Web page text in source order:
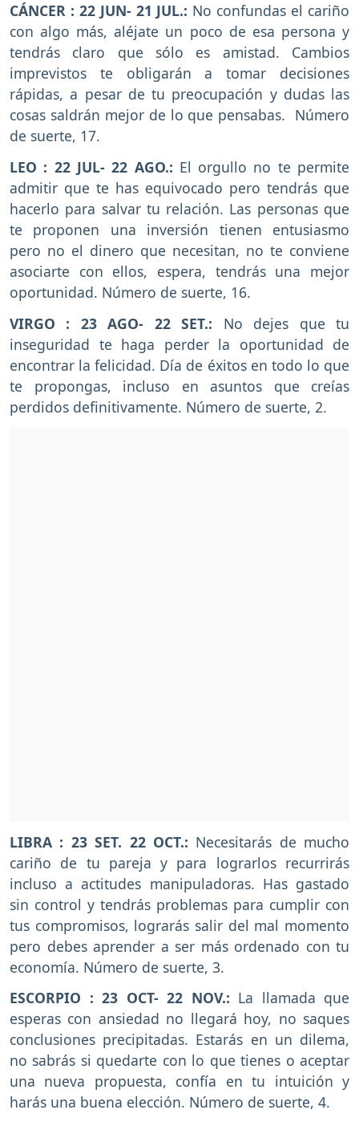
CÁNCER : 22 JUN- 21 JUL.: No confundas el cariño
con algo más, aléjate un poco de esa persona y
tendrás claro que sólo es amistad. Cambios
imprevistos te obligarán a tomar decisiones
rápidas, a pesar de tu preocupación y dudas las
cosas saldrán mejor de lo que pensabas. Número
de suerte, 17.
LEO : 22 JUL- 22 AGO.: El orgullo no te permite
admitir que te has equivocado pero tendrás que
hacerlo para salvar tu relación. Las personas que
te proponen una inversión tienen entusiasmo
pero no el dinero que necesitan, no te conviene
asociarte con ellos, espera, tendrás una mejor
oportunidad. Número de suerte, 16.
VIRGO : 23 AGO- 22 SET.: No dejes que tu
inseguridad te haga perder la oportunidad de
encontrar la felicidad. Día de éxitos en todo lo que
te propongas, incluso en asuntos que creías
perdidos definitivamente. Número de suerte, 2.
LIBRA : 23 SET. 22 OCT.: Necesitarás de mucho
cariño de tu pareja y para lograrlos recurrirás
incluso a actitudes manipuladoras. Has gastado
sin control y tendrás problemas para cumplir con
tus compromisos, lograrás salir del mal momento
pero debes aprender a ser más ordenado con tu
economía. Número de suerte, 3.
ESCORPIO : 23 OCT- 22 NOV.: La llamada que
esperas con ansiedad no llegará hoy, no saques
conclusiones precipitadas. Estarás en un dilema,
no sabrás si quedarte con lo que tienes o aceptar
una nueva propuesta, confía en tu intuición y
harás una buena elección. Número de suerte, 4.